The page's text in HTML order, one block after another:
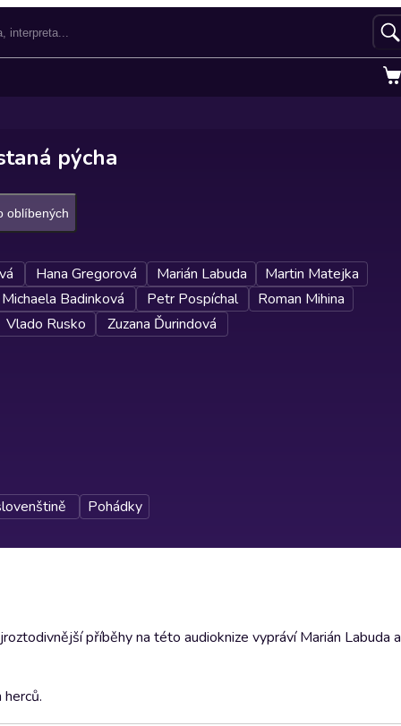
pýcha
oblíbených
Hana Gregorová Marián Labuda
Martin Matejka
Michaela Badinková Petr Pospíchal
Roman Mihina
Vlado Rusko
Zuzana Ďurindová
Pohádky
příběhy na této audioknize vypráví Marián Labuda a